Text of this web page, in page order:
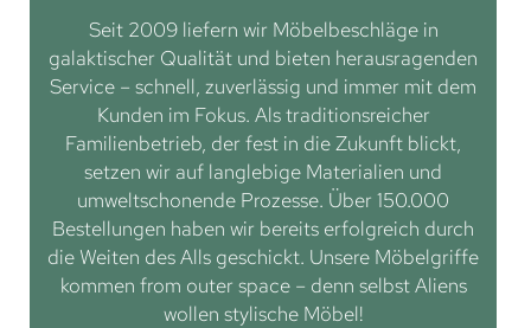
Seit 2009 liefern wir Möbelbeschläge in
galaktischer Qualität und bieten herausragenden
Service – schnell, zuverlässig und immer mit dem
Kunden im Fokus. Als traditionsreicher
Familienbetrieb, der fest in die Zukunft blickt,
setzen wir auf langlebige Materialien und
umweltschonende Prozesse. Über 150.000
Bestellungen haben wir bereits erfolgreich durch
die Weiten des Alls geschickt. Unsere Möbelgriffe
kommen from outer space – denn selbst Aliens
wollen stylische Möbel!